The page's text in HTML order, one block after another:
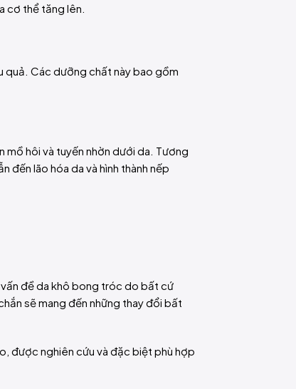
cơ thể tăng lên.
quả. Các dưỡng chất này bao gồm
mồ hôi và tuyến nhờn dưới da. Tương
đến lão hóa da và hình thành nếp
vấn đề da khô bong tróc do bất cứ
sẽ mang đến những thay đổi bất
được nghiên cứu và đặc biệt phù hợp